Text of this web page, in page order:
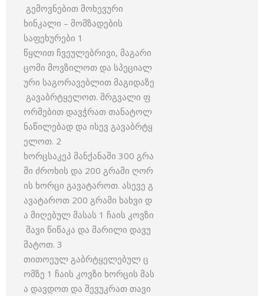
გემოვნებით მოხევური
ხინკალი – მომზადების
საფეხურები 1
წყლით ჩვეულებრივი, მაგარი
ცომი მოვზილოთ და სპეციალ
ური საგორავებლით მაგიდაზე
გავაბრტყელოთ. მრგვალი ფ
ორმებით დავჭრათ თანატოლ
ნაწილებად და ისევ გავაბრტყ
ელოთ. 2
ხორცსაკეპ მანქანაში 300 გრა
მი ძროხის და 200 გრამი ღორ
ის ხორცი გავატაროთ. ასევე გ
ავატაროთ 200 გრამი ხახვი დ
ა მიღებულ მასას 1 ჩაის კოვზი
შავი წიწაკა და მარილი დავუ
მატოთ. 3
თითოეულ გაბრტყელებულ ც
ომზე 1 ჩაის კოვზი ხორცის მას
ა დავდოთ და შევუკრათ თავი